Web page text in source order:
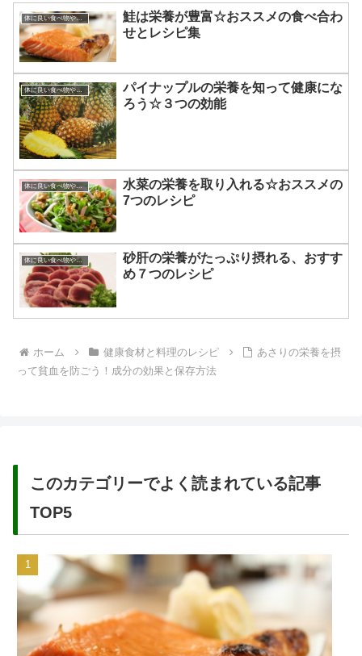
体に良い食べ物やその効果
鮭は栄養が豊富☆おススメの食べ合わ
せとレシピ集
体に良い食べ物やその効果
パイナップルの栄養を知って健康にな
ろう☆３つの効能
体に良い食べ物やその効果
水菜の栄養を取り入れる☆おススメの
7つのレシピ
体に良い食べ物やその効果
砂肝の栄養がたっぷり摂れる、おすす
め７つのレシピ
ホーム 健康食材と料理のレシピ
あさりの栄養を摂
って貧血を防ごう！成分の効果と保存方法
このカテゴリーでよく読まれている記事
TOP5